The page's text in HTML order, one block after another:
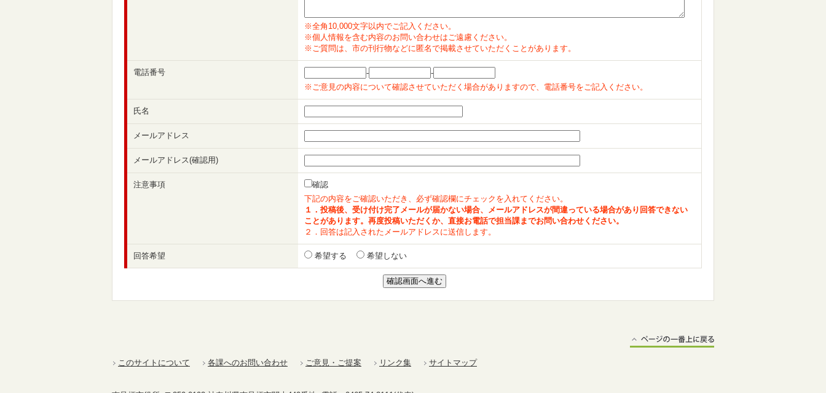
※全角10,000文字以内でご記入ください。
※個人情報を含む内容のお問い合わせはご遠慮ください。
※ご質問は、市の刊行物などに匿名で掲載させていただくことがあります。
電話番号 -
-
※ご意見の内容について確認させていただく場合がありますので、電話番号をご記入ください。
氏名
メールアドレス
メールアドレス(確認用)
注意事項
確認
下記の内容をご確認いただき、必ず確認欄にチェックを入れてください。
１．投稿後、受け付け完了メールが届かない場合、メールアドレスが間違っている場合があり回答できない
ことがあります。再度投稿いただくか、直接お電話で担当課までお問い合わせください。
２．回答は記入されたメールアドレスに送信します。
回答希望 希望する 希望しない
このサイトについて 各課へのお問い合わせ ご意見・ご提案 リンク集 サイトマップ